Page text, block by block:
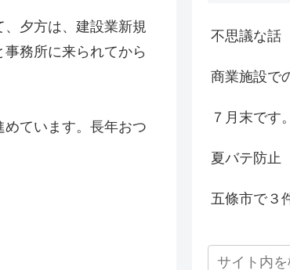
夕方は、建設業新規
務所に来られてから
ています。長年おつ
不思議な話
商業施設で
７月末です。
夏バテ防止
五條市で３